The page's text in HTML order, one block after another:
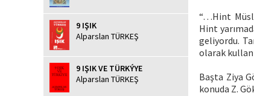
9 IŞIK
Alparslan TÜRKEŞ
9 IŞIK VE TÜRKÝYE
Alparslan TÜRKEŞ
“…Hint
Hint
geliyordu.
olarak
Başta Ziya
konuda Z.